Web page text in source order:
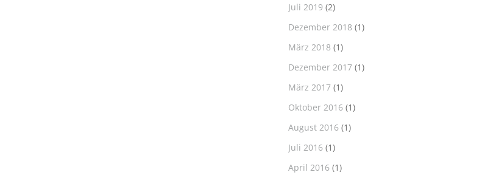
Juli 2019 (2)
Dezember 2018 (1)
März 2018 (1)
Dezember 2017(1)
März 2017(1)
Oktober 2016(1)
August 2016(1)
Juli 2016(1)
April 2016(1)